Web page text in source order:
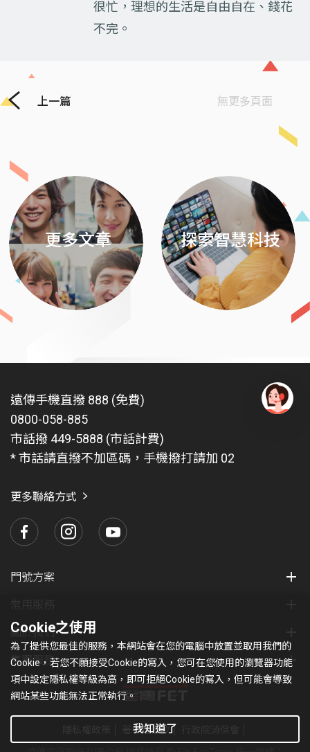
很忙，理想的生活是自由自在、錢花
不完。
上一篇 無更多頁面
更多文章 探索智慧科技
Next
遠傳手機直撥 888 (免費)
0800-058-885
市話撥 449-5888 (市話計費)
* 市話請直撥不加區碼，手機撥打請加 02
更多聯絡方式
門號方案
關於我們
集團服務
著作權條款
Cookie之使用
為了提供您最佳的服務，本網站會在您的電腦中放置並取用我們的
Cookie，若您不願接受Cookie的寫入，您可在您使用的瀏覽器功能
項中設定隱私權等級為高，即可拒絕Cookie的寫入，但可能會導致
網站某些功能無法正常執行。
我知道了